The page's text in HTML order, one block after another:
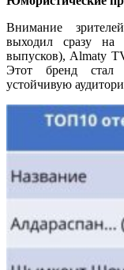
Внимание
выходил сразу
выпусков), Almaty
Этот бренд стал
устойчивую